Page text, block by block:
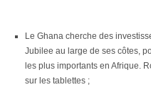
Le Ghana cherche des
Jubilee au large de ses côtes,
les plus importants en Afrique.
sur les tablettes ;